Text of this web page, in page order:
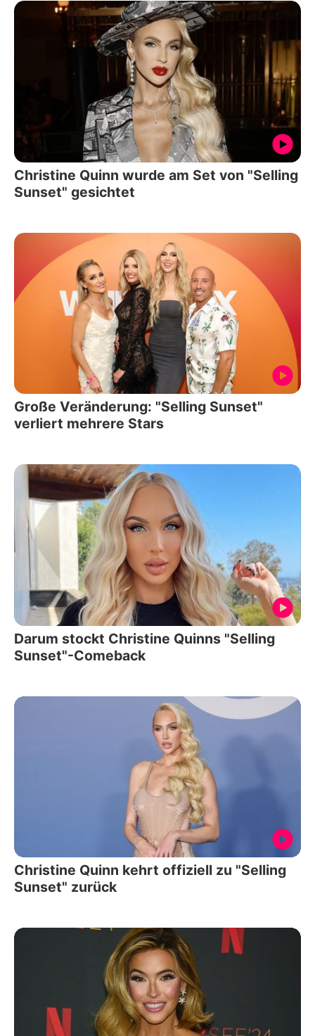
Christine Quinn wurde am Set von "Selling
Sunset" gesichtet
Große Veränderung: "Selling Sunset"
verliert mehrere Stars
Darum stockt Christine Quinns "Selling
Sunset"-Comeback
Christine Quinn kehrt offiziell zu "Selling
Sunset" zurück